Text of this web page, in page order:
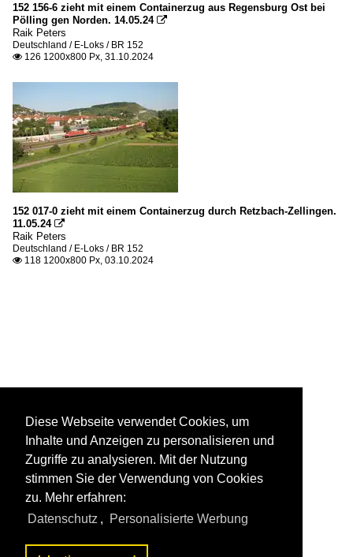
152 156-6 zieht mit einem Containerzug aus Regensburg Ost bei
Pölling gen Norden. 14.05.24 
Raik Peters
Deutschland / E-Loks / BR 152
 126 1200x800 Px, 31.10.2024
152 017-0 zieht mit einem Containerzug durch Retzbach-Zellingen.
11.05.24 
Raik Peters
Deutschland / E-Loks / BR 152
 118 1200x800 Px, 03.10.2024
Diese Webseite verwendet Cookies, um
Inhalte und Anzeigen zu personalisieren und
Zugriffe zu analysieren. Mit der Nutzung
stimmen Sie der Verwendung von Cookies
zu. Mehr erfahren:
Datenschutz , Personalisierte Werbung